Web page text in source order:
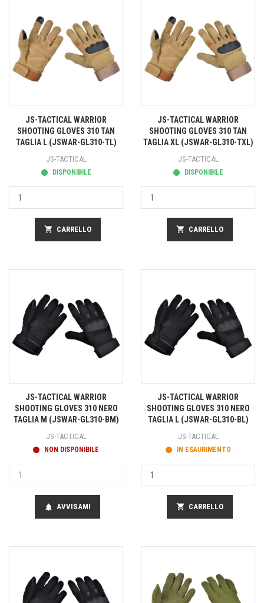
JS-TACTICAL WARRIOR
SHOOTING GLOVES 310 TAN
TAGLIA L (JSWAR-GL310-TL)
JS-TACTICAL
DISPONIBILE
shopping_cart CARRELLO
JS-TACTICAL WARRIOR
SHOOTING GLOVES 310 TAN
TAGLIA XL (JSWAR-GL310-TXL)
JS-TACTICAL
DISPONIBILE
shopping_cart CARRELLO
JS-TACTICAL WARRIOR
SHOOTING GLOVES 310 NERO
TAGLIA M (JSWAR-GL310-BM)
JS-TACTICAL
NON DISPONIBILE
notifications AVVISAMI
JS-TACTICAL WARRIOR
SHOOTING GLOVES 310 NERO
TAGLIA L (JSWAR-GL310-BL)
JS-TACTICAL
IN ESAURIMENTO
shopping_cart CARRELLO